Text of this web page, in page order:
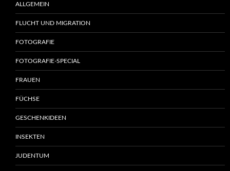
ALLGEMEIN
FLUCHT UND MIGRATION
FOTOGRAFIE
FOTOGRAFIE-SPECIAL
FRAUEN
FÜCHSE
GESCHENKIDEEN
INSEKTEN
JUDENTUM